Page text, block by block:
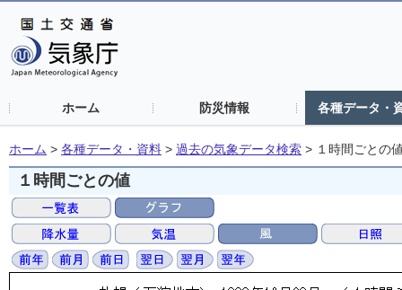
ホーム 防災情報 各種データ・
ホーム > 各種データ・資料 > 過去の気象データ検索 > １時間ごとの
１時間ごとの値